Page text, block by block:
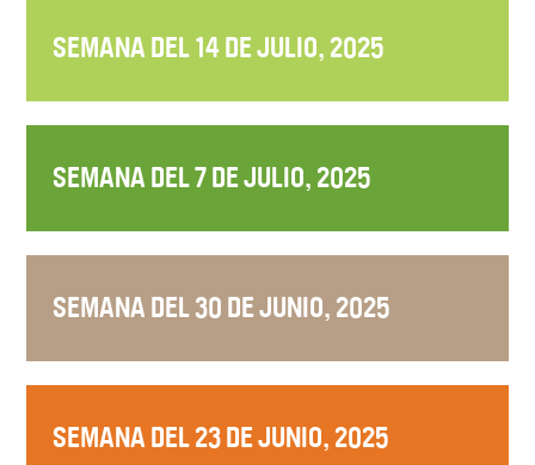
SEMANA DEL 14 DE JULIO, 2025
SEMANA DEL 7 DE JULIO, 2025
SEMANA DEL 30 DE JUNIO, 2025
SEMANA DEL 23 DE JUNIO, 2025